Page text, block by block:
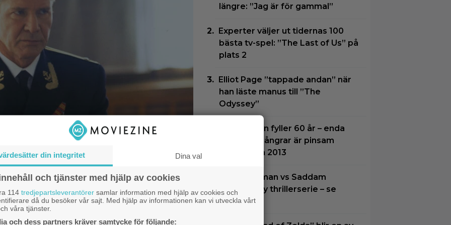
thrillern som
över: ”Bra film”
längre: ”Jag är för gammal”
Experter väljer ut tidernas 100
bästa tv-spel: ”The Last of Us” på
plats 2
Elliot Page ”tappade andan” när
han läste manus till ”The
Odyssey”
James Gunn fyller 60 år – enda
filmen han ångrar är pinsam
kalkon från 2013
Joel Kinnaman vs Saddam
Hussein i ny thrillerserie – se
trailern här
din integritet Dina val
och tjänster med hjälp av cookies
114 tredjepartsleverantörer samlar information med hjälp av cookies och
då du besöker vår sajt. Med hjälp av informationen kan vi utveckla vårt
våra tjänster.
och dess partners kräver samtycke för följande: